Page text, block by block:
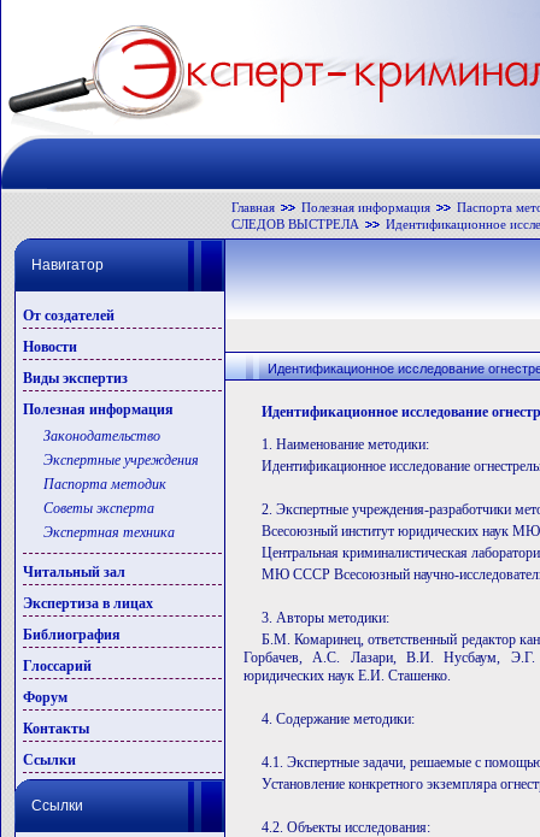
Главная Полезная информация
Паспорта
СЛЕДОВ ВЫСТРЕЛА
Идентификационное
Навигатор
От создателей
Новости
Виды экспертиз
Полезная информация
Законодательство
Экспертные учреждения
Паспорта методик
Советы эксперта
Экспертная техника
Читальный зал
Экспертиза в лицах
Библиография
Глоссарий
Форум
Контакты
Ссылки
Ссылки
Идентификационное исследование
Идентификационное исследование
1. Наименование методики:
Идентификационное исследование
2. Экспертные учреждения-разработчики
Всесоюзный институт юридических наук
Центральная криминалистическая
МЮ СССР Всесоюзный научно-
3. Авторы методики:
Б.М. Комаринец, ответственный редактор
Горбачев, А.С. Лазари, В.И. Нусбаум, Э.Г.
юридических наук Е.И. Сташенко.
4. Содержание методики:
4.1. Экспертные задачи, решаемые с
Установление конкретного экземпляра
4.2. Объекты исследования: